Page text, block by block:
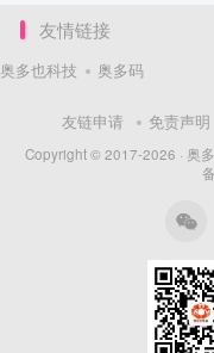
友情链接
奥多也科技 奥多码
友链申请 免责声明
Copyright © 2017-2026 · 奥